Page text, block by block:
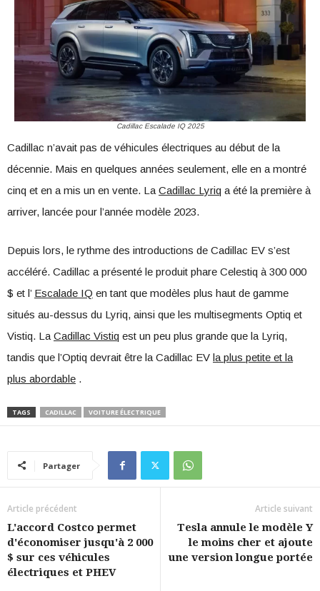
Cadillac Escalade IQ 2025
Cadillac n’avait pas de véhicules électriques au début de la
décennie. Mais en quelques années seulement, elle en a montré
cinq et en a mis un en vente. La Cadillac Lyriq a été la première à
arriver, lancée pour l’année modèle 2023.
Depuis lors, le rythme des introductions de Cadillac EV s’est
accéléré. Cadillac a présenté le produit phare Celestiq à 300 000
$ et l’ Escalade IQ en tant que modèles plus haut de gamme
situés au-dessus du Lyriq, ainsi que les multisegments Optiq et
Vistiq. La Cadillac Vistiq est un peu plus grande que la Lyriq,
tandis que l’Optiq devrait être la Cadillac EV la plus petite et la
plus abordable .
TAGS CADILLAC VOITURE ÉLECTRIQUE
Partager
Article précédent
L'accord Costco permet
d'économiser jusqu'à 2 000
$ sur ces véhicules
électriques et PHEV
Article suivant
Tesla annule le modèle Y
le moins cher et ajoute
une version longue portée